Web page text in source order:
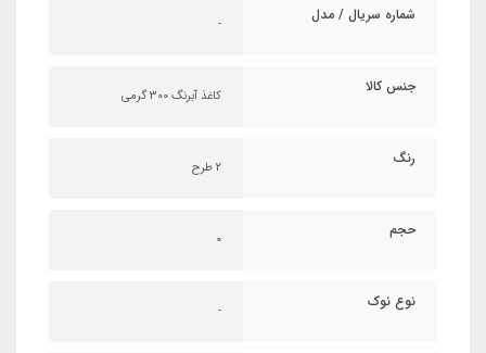
شماره سریال / مدل -
جنس کالا کاغذ آبرنگ 300 گرمی
رنگ 2 طرح
حجم 0
نوع نوک -